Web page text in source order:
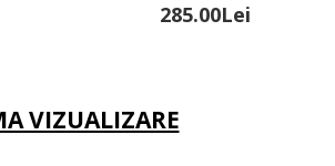
285.00Lei
VIZUALIZARE